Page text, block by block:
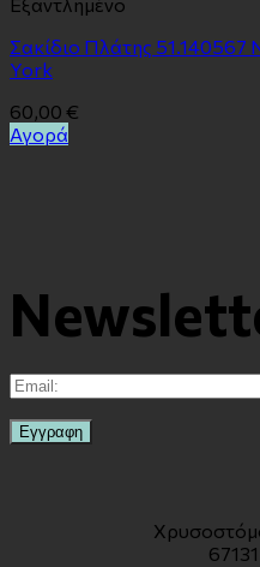
Σακίδιο Πλάτης 51.140567
York
60,00 €
Αγορά